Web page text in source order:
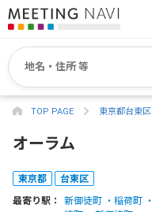
TOP PAGE 東京都台東区
オーラム
東京都 台東区
最寄り駅： 新御徒町 稲荷町